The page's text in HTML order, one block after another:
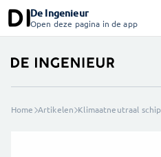
De Ingenieur
Open deze pagina in de app
Home Artikelen Klimaatneutraal